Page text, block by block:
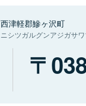
西津軽郡鰺ヶ沢町
ニシツガルグンアジガサ